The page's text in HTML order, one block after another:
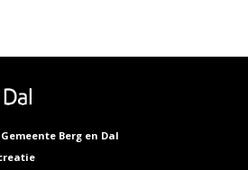
Gemeente Berg en Dal